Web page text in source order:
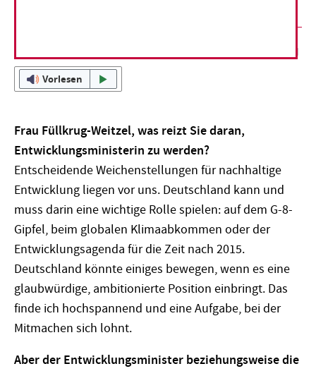
Vorlesen
Frau Füllkrug-Weitzel, was reizt Sie daran,
Entwicklungsministerin zu werden?
Entscheidende Weichenstellungen für nachhaltige
Entwicklung liegen vor uns. Deutschland kann und
muss darin eine wichtige Rolle spielen: auf dem G-8-
Gipfel, beim globalen Klimaabkommen oder der
Entwicklungsagenda für die Zeit nach 2015.
Deutschland könnte einiges bewegen, wenn es eine
glaubwürdige, ambitionierte Position einbringt. Das
finde ich hochspannend und eine Aufgabe, bei der
Mitmachen sich lohnt.
Aber der Entwicklungsminister beziehungsweise die